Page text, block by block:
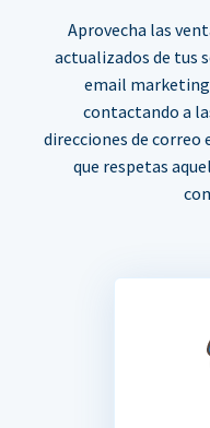
Aprovecha las
actualizados de tus
email marketing
contactando a
direcciones de
que respetas